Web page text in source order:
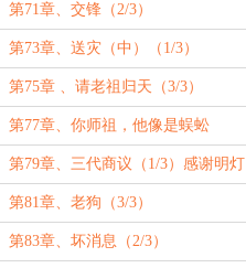
第71章、交锋（2/3）
第73章、送灾（中）（1/3）
第75章 、请老祖归天（3/3）
第77章、你师祖，他像是蜈蚣
（2/3）
第79章、三代商议（1/3）感谢明灯
居士的盟主，谢谢
第81章、老狗（3/3）
第83章、坏消息（2/3）